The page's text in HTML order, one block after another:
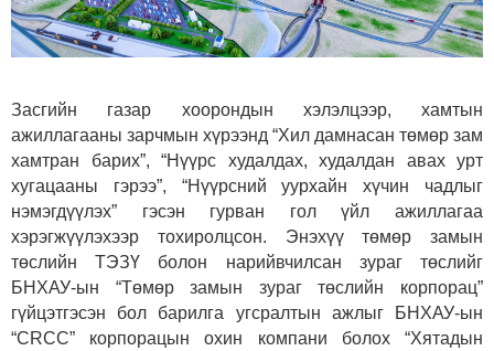
Засгийн газар хоорондын хэлэлцээр, хамтын
ажиллагааны зарчмын хүрээнд “Хил дамнасан төмөр зам
хамтран барих”, “Нүүрс худалдах, худалдан авах урт
хугацааны гэрээ”, “Нүүрсний уурхайн хүчин чадлыг
нэмэгдүүлэх” гэсэн гурван гол үйл ажиллагаа
хэрэгжүүлэхээр тохиролцсон. Энэхүү төмөр замын
төслийн ТЭЗҮ болон нарийвчилсан зураг төслийг
БНХАУ-ын “Төмөр замын зураг төслийн корпорац”
гүйцэтгэсэн бол барилга угсралтын ажлыг БНХАУ-ын
“CRCC” корпорацын охин компани болох “Хятадын